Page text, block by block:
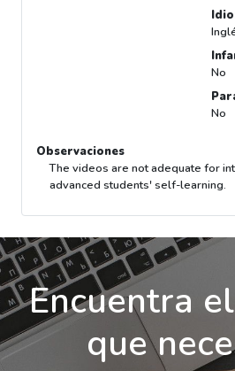
No
No
Observaciones
The videos are not adequate for
advanced students' self-learning.
Encuentra
que